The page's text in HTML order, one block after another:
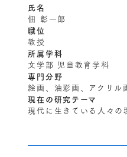
氏名
佃 彰一郎
職位
教授
所属学科
文学部 児童教育学科
専門分野
絵画、油彩画、アクリル
現在の研究テーマ
現代に生きている人々の